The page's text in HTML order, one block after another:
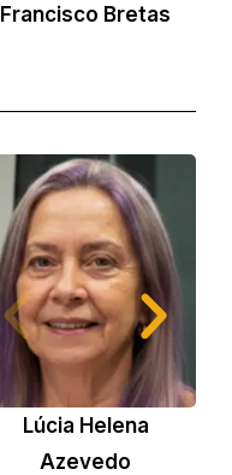
Francisco Bretas
Lúcia Helena
Azevedo